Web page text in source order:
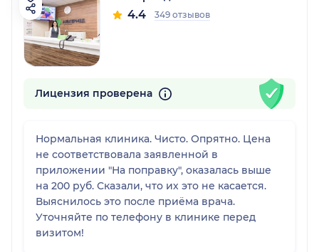
4.4 349 отзывов
Лицензия проверена
Нормальная клиника. Чисто. Опрятно. Цена
не соответствовала заявленной в
приложении "На поправку", оказалась выше
на 200 руб. Сказали, что их это не касается.
Выяснилось это после приёма врача.
Уточняйте по телефону в клинике перед
визитом!